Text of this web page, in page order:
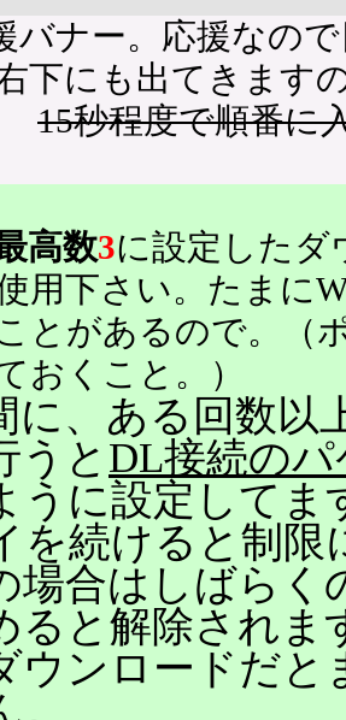
バナー。応援なの
下にも出てきます
15秒程度で順番に
高数3に設定したダ
用下さい。たまに
とがあるので。（
おくこと。）
に、ある回数以
うと DL接続の
うに設定してま
を続けると制限
場合はしばらく
ると解除されま
ウンロードだと